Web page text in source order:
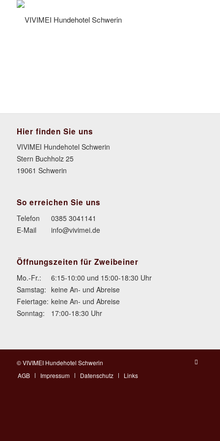
Hier finden Sie uns
VIVIMEI Hundehotel Schwerin
Stern Buchholz 25
19061 Schwerin
So erreichen Sie uns
Telefon
0385 3041141
E-Mail
info@vivimei.de
Öffnungszeiten für Zweibeiner
Mo.-Fr.:
6:15-10:00 und 15:00-18:30 Uhr
Samstag: keine An- und Abreise
Feiertage: keine An- und Abreise
Sonntag:
17:00-18:30 Uhr
© VIVIMEI Hundehotel Schwerin
AGB
Impressum Datenschutz Links